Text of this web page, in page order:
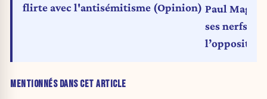
MENTIONNÉS DANS CET ARTICLE
flirte avec l'antisémitisme (Opinion) Paul
ses nerfs : le